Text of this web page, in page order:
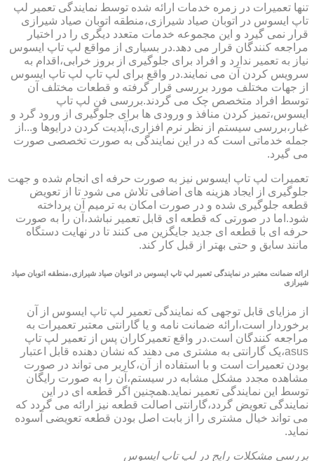
تنها تعمیرات در زمره خدمات ارائه شده توسط نمایندگی تعمیر لپ
تاپ ایسوس در اتوبان صیاد شیرازی،منطقه اتوبان صیاد شیرازی
قرار نمی گیرد و این مجموعه خدمات متعدد دیگری را در اختیار
مراجعه کنندگان قرار می دهد.در بسیاری از مواقع لپ تاپ ایسوس
نیاز به تعمیر ندارد و افراد برای جلوگیری از بروز خرابی،اقدام به
سرویس کردن آن می نمایند.در واقع برای لپ تاپ لپ تاپ ایسوس
از جهات مختلف مورد بررسی قرار گرفته و قطعات مختلف آن
توسط افراد متخصص چک می گردند.بررسی فن لپ تاپ
ایسوس،تمیز کردن منافذ و ورودی ها برای جلوگیری از ورود گرد و
غبار،بررسی سیستم از نظر نرم افزاری،آپدیت کردن درایوها و...از
جمله خدماتی است که در این نمایندگی به صورت تخصصی صورت
می گیرد.
تعمیرات لپ تاپ ایسوس نیز به صورت حرفه ای انجام شده و جهت
جلوگیری از ایجاد هزینه های اضافی تلاش می شود تا از تعویض
قطعه جلوگیری شده و در صورت امکان به ترمیم آن پرداخته
شود.اما در صورتی که قطعه ای قابل تعمیر نباشد،آن را به صورت
حرفه ای با قطعه ای جدید جایگزین می کنند تا در نهایت دستگاه
مانند سابق و حتی بهتر از قبل کار کند.
ارائه ضمانت معتبر در نمایندگی تعمیر لپ تاپ ایسوس در اتوبان صیاد شیرازی،منطقه اتوبان صیاد
شیرازی
از مزایای قابل توجهی که نمایندگی تعمیر لپ تاپ ایسوس از آن
برخوردار است،ارائه ضمانت نامه و یا گارانتی معتبر تعمیرات به
مراجعه کنندگان است.در واقع تعمیرکاران پس از تعمیر لپ تاپ
asus،یک گارانتی به مشتری می دهند که نشان دهنده قابل اعتبار
بودن تعمیرات است و با استفاده از آن،کاربر می تواند در صورت
مشاهده مجدد مشکل مشابه در سیستم،آن را به صورت رایگان
توسط این نمایندگی تعمیر نماید.همچنین اگر قطعه ای در این
نمایندگی تعویض گردد،گارانتی اصالت قطعه نیز ارائه می گردد که
می تواند خیال مشتری را از بابت اصل بودن قطعه تعویضی آسوده
نماید.
بررسی مشکلات رایج در لپ تاپ ایسوس